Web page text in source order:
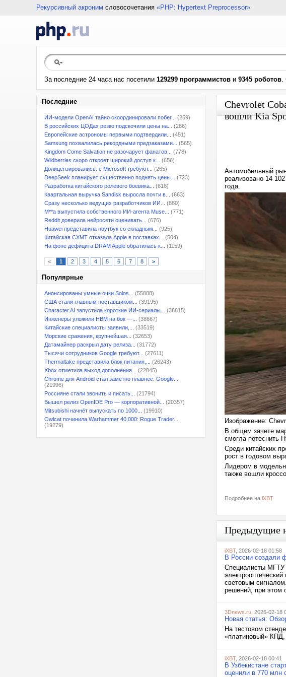
Рекурсивный акроним словосочетания «PHP: Hypertext Preprocessor»
За последние 24 часа нас посетили 129299 программистов и 9345 роботов.
Последние
ИИ-модели OpenAI тайно скоординировали побег...
(259)
В российских ЦОДах резко подскочили цены на...
(286)
Европейские астрономы первыми подтвердили...
(451)
Samsung похвалилась рекордными предзаказами...
(565)
Kingdom Come Salvation не разочарует фанатов...
(778)
Wildberries скоро откроет широкий доступ к...
(656)
Долицензировались: с Microsoft требуют...
(265)
DeepSeek планирует существенно поднять цены...
(723)
Разработка китайского ролевого боевика...
(618)
Квартальная выручка Sandisk выросла почти в...
(663)
Сразу несколько ведущих разработчиков ИИ...
(880)
M**a выпустила собственного ИИ-агента Muse...
(771)
Reddit доверила нейросети оценивать...
(676)
Huawei представила ноутбук со складным...
(925)
Китайская CXMT отказала Apple в поставках...
(504)
На фоне дефицита DRAM Apple обратилась к...
(1159)
< 1 2 3 4 5 6 7 8 >
Популярные
Анонсированы умные очки Solos...
(55888)
США стали главным поставщиком...
(39195)
Character.AI запустила короткие ИИ-сериалы...
(38815)
Инженеры уложили HBM на бок —...
(38667)
Китайские специалисты заявили,...
(33519)
Морские сражения, крупнейшая...
(32653)
Датамайнер раскрыл дату релиза...
(31772)
Тысячи сотрудников Google требуют...
(27611)
Thermaltake представила блок питания,...
(26243)
Xbox отметила выход дополнения...
(22845)
Chrome для Android стал заметно плавнее: Google...
(21996)
Россияне стали звонить и писать...
(21794)
Вышел релиз OpenIDE Pro — корпоративной...
(20357)
Mitsubishi начнёт выпускать по 1000...
(19910)
Owlcat починила Warhammer 40,000: Rogue Trader...
(19279)
Chevrolet
вошли Kia
Автомобильный
реализовано 14
года.
Изображение:
В общем зачете
смогла потеснить
Среди китайских
рост в годовом
Лидером в
также вошли
Подробнее на iXBT
Предыдущие
iXBT, 2026-02-18 01:58
В России создали
Специалисты МГТУ
световым
решений, при этом
3Dnews.ru , 2026-02-18
Новая статья:
На тестовом
«платиновый» КПД,
iXBT, 2026-02-18 00:41
В Узбекистане
оценили в 770 млн